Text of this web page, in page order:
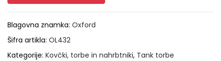
Blagovna znamka: Oxford
Šifra artikla: OL432
Kategorije: Kovčki, torbe in nahrbtniki, Tank torbe